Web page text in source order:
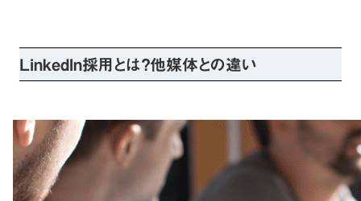
LinkedIn採用とは？他媒体との違い